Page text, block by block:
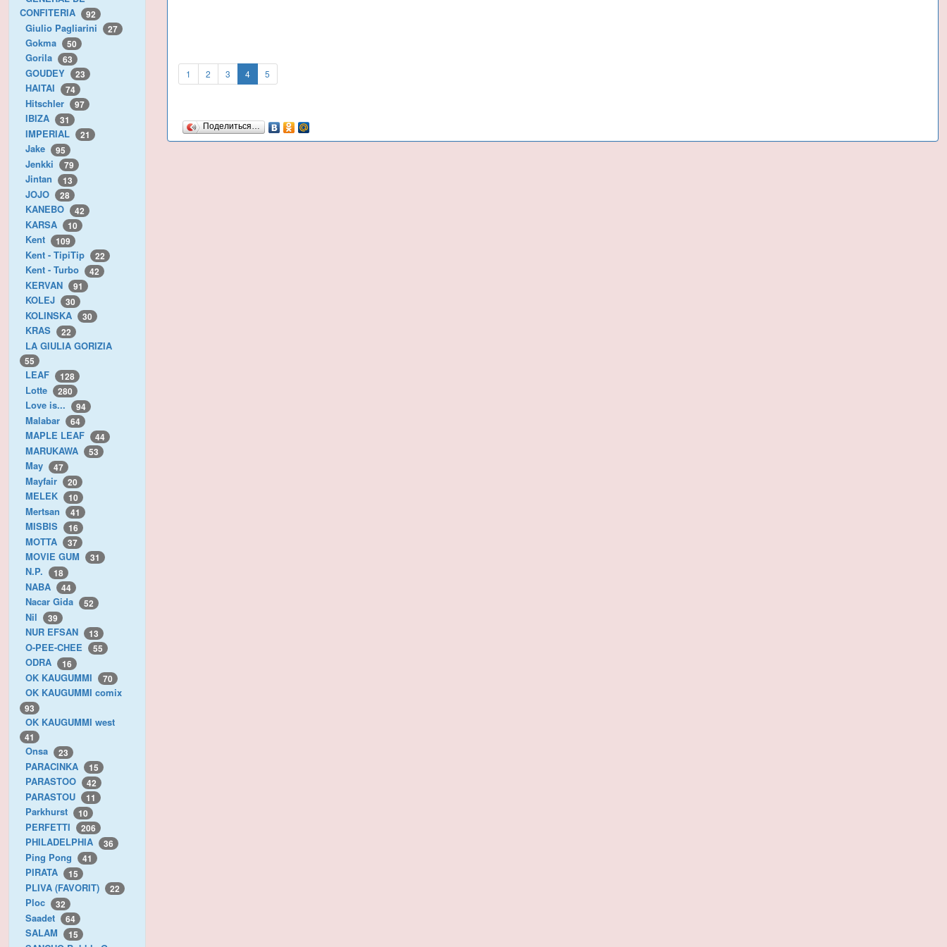
CONFITERIA
92
Giulio Pagliarini 27
Gokma 50
Gorila 63
GOUDEY 23
HAITAI 74
Hitschler 97
IBIZA 31
IMPERIAL 21
Jake 95
Jenkki 79
Jintan 13
JOJO 28
KANEBO 42
KARSA 10
Kent 109
Kent - TipiTip 22
Kent - Turbo 42
KERVAN 91
KOLEJ 30
KOLINSKA 30
KRAS 22
LA GIULIA GORIZIA
55
LEAF 128
Lotte 280
Love is... 94
Malabar 64
MAPLE LEAF 44
MARUKAWA 53
May 47
Mayfair 20
MELEK 10
Mertsan 41
MISBIS 16
MOTTA 37
MOVIE GUM 31
N.P. 18
NABA 44
Nacar Gida 52
Nil 39
NUR EFSAN 13
O-PEE-CHEE 55
ODRA 16
OK KAUGUMMI 70
OK KAUGUMMI comix
93
OK KAUGUMMI west
41
Onsa 23
PARACINKA 15
PARASTOO 42
PARASTOU 11
Parkhurst 10
PERFETTI 206
PHILADELPHIA 36
Ping Pong 41
PIRATA 15
PLIVA (FAVORIT) 22
Ploc 32
Saadet 64
SALAM 15
1 2 3 4 5
Поделиться…